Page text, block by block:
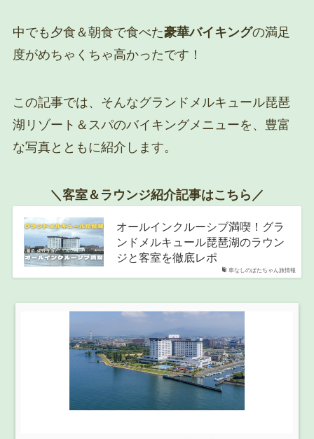
中でも夕食＆朝食で食べた豪華バイキングの満足
度がめちゃくちゃ高かったです！
この記事では、そんなグランドメルキュール琵琶
湖リゾート＆スパのバイキングメニューを、豊富
な写真とともに紹介します。
＼客室＆ラウンジ紹介記事はこちら／
車なしのぱたちゃん旅情報
オールインクルーシブ満喫！グラ
ンドメルキュール琵琶湖のラウン
ジと客室を徹底レポ